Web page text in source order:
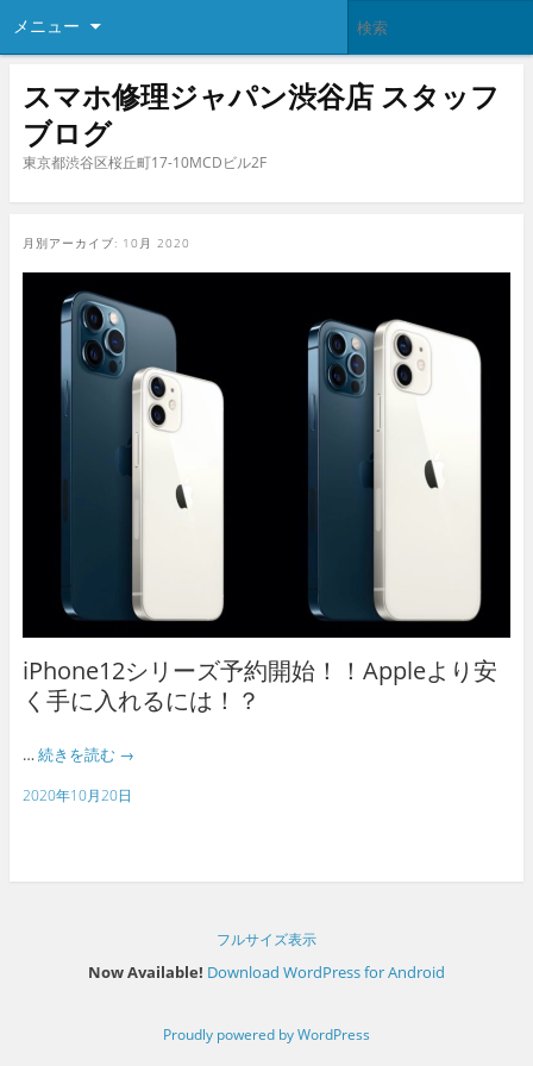
メニュー
スマホ修理ジャパン渋谷店 スタッフ
ブログ
東京都渋谷区桜丘町17-10MCDビル2F
月別アーカイブ: 10月 2020
iPhone12シリーズ予約開始！！Appleより安
く手に入れるには！？
… 続きを読む →
2020年10月20日
フルサイズ表示
Now Available! Download WordPress for Android
Proudly powered by WordPress